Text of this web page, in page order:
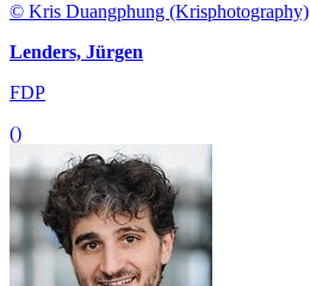
© Kris Duangphung (Krisphotography)
Lenders, Jürgen
FDP
()